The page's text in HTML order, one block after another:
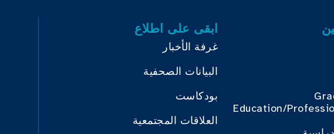
Education/
ابقى على اطلاع
غرفة الأخبار
البيانات الصحفية
بودكاست
العلاقات المجتمعية